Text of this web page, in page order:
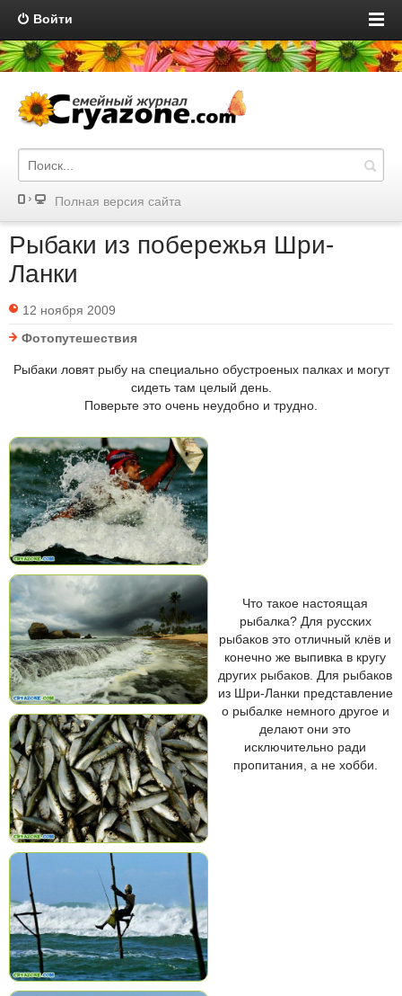
Войти
Полная версия сайта
Рыбаки из побережья Шри-
Ланки
12 ноября 2009
Фотопутешествия
Рыбаки ловят рыбу на специально обустроеных палках и могут
сидеть там целый день.
Поверьте это очень неудобно и трудно.
Что такое настоящая
рыбалка? Для русских
рыбаков это отличный клёв и
конечно же выпивка в кругу
других рыбаков. Для рыбаков
из Шри-Ланки представление
о рыбалке немного другое и
делают они это
исключительно ради
пропитания, а не хобби.